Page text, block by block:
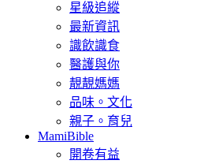
星級追縱
最新資訊
識飲識食
醫護與你
靚靚媽媽
品味。文化
親子。育兒
MamiBible
開卷有益